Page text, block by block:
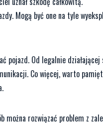
Mogą być one na tyle
pojazd. Od legalnie
Co więcej, warto
rozwiązać problem z